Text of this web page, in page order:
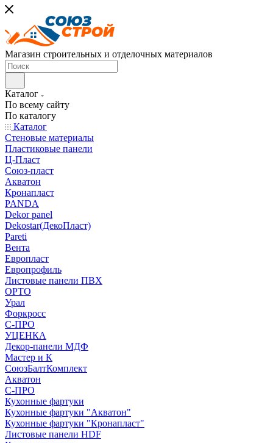
Магазин строительных и отделочных материалов
Каталог
По всему сайту
По каталогу
Каталог
Стеновые материалы
Пластиковые панели
Ц-Пласт
Союз-пласт
Акватон
Кронапласт
PANDA
Dekor panel
Dekostar(ДекоПласт)
Pareti
Вента
Европласт
Европрофиль
Листовые панели ПВХ
ОРТО
Урал
Форкросс
С-ПРО
УЦЕНКА
Декор-панели МДФ
Мастер и К
СоюзБалтКомплект
Акватон
С-ПРО
Кухонные фартуки
Кухонные фартуки "Акватон"
Кухонные фартуки "Кронапласт"
Листовые панели HDF